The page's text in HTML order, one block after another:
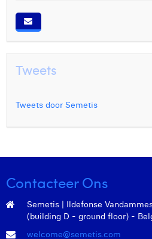
Tweets
Tweets door Semetis
Contacteer Ons
Semetis | Ildefonse
(building D - ground floor) -
welcome@semetis.com